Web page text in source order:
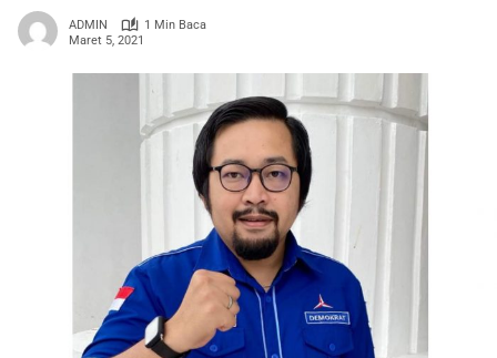
ADMIN
1 Min Baca
Maret 5, 2021